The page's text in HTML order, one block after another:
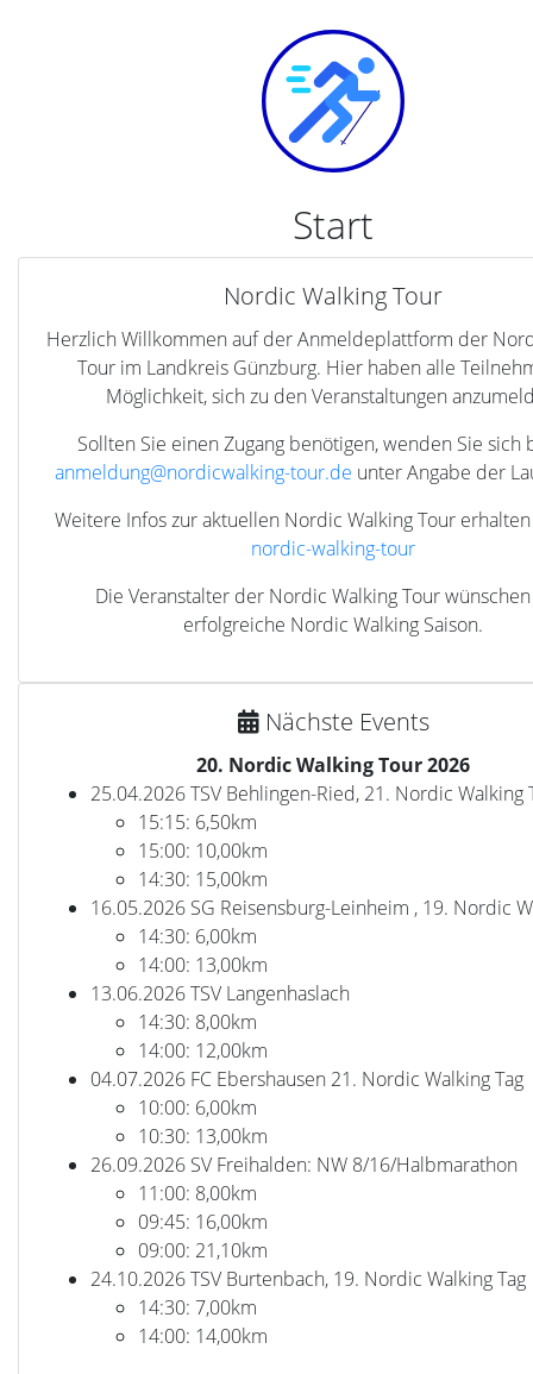
Start
Nordic Walking Tour
Herzlich Willkommen auf der Anmeldeplattform der
Tour im Landkreis Günzburg. Hier haben alle
Möglichkeit, sich zu den Veranstaltungen
Sollten Sie einen Zugang benötigen, wenden Sie sich
anmeldung@nordicwalking-tour.de unter Angabe der
Weitere Infos zur aktuellen Nordic Walking Tour
nordic-walking-tour
Die Veranstalter der Nordic Walking Tour
erfolgreiche Nordic Walking Saison.
Nächste Events
20. Nordic Walking Tour 2026
25.04.2026 TSV Behlingen-Ried, 21. Nordic Walking
15:15: 6,50km
15:00: 10,00km
14:30: 15,00km
16.05.2026 SG Reisensburg-Leinheim , 19. Nordic
14:30: 6,00km
14:00: 13,00km
13.06.2026 TSV Langenhaslach
14:30: 8,00km
14:00: 12,00km
04.07.2026 FC Ebershausen 21. Nordic Walking Tag
10:00: 6,00km
10:30: 13,00km
26.09.2026 SV Freihalden: NW 8/16/Halbmarathon
11:00: 8,00km
09:45: 16,00km
09:00: 21,10km
24.10.2026 TSV Burtenbach, 19. Nordic Walking Tag
14:30: 7,00km
14:00: 14,00km